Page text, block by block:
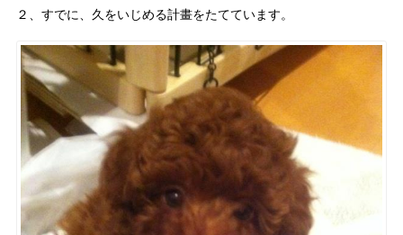
２、すでに、久をいじめる計畫をたてています。